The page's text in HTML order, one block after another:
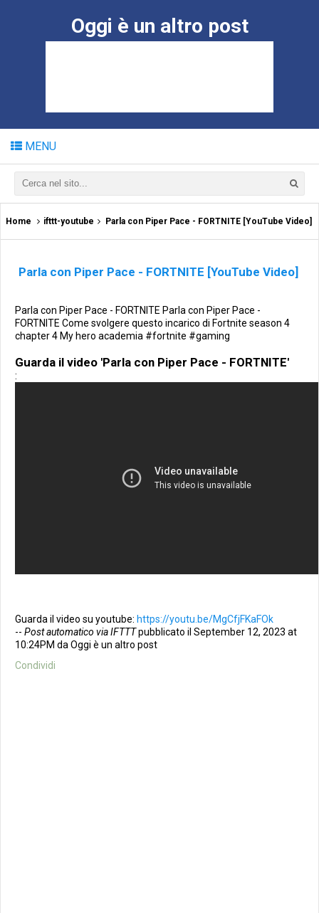
Oggi è un altro post
MENU
Home ifttt-youtube Parla con Piper Pace - FORTNITE [YouTube Video]
Parla con Piper Pace - FORTNITE [YouTube Video]
Parla con Piper Pace - FORTNITE Parla con Piper Pace -
FORTNITE Come svolgere questo incarico di Fortnite season 4
chapter 4 My hero academia #fortnite #gaming
Guarda il video 'Parla con Piper Pace - FORTNITE'
:
Guarda il video su youtube: https://youtu.be/MgCfjFKaFOk
-- Post automatico via IFTTTpubblicato il September 12, 2023 at
10:24PM da Oggi è un altro post
Condividi